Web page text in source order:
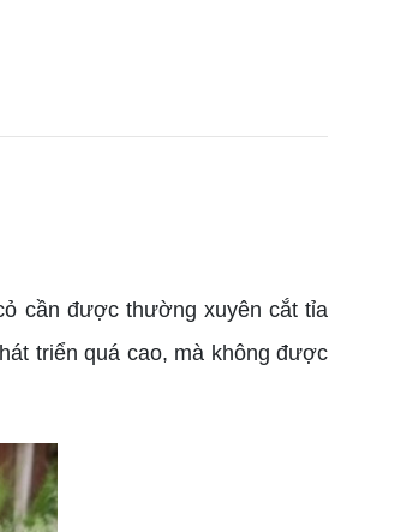
cần được thường xuyên cắt tỉa
triển quá cao, mà không được